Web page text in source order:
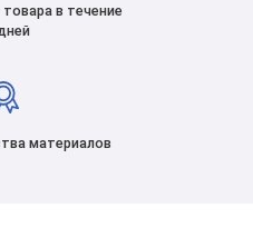
в течение
материалов